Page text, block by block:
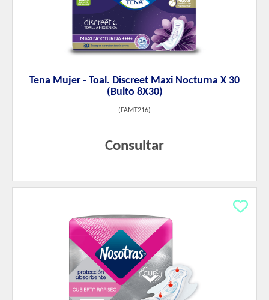
Tena Mujer - Toal. Discreet Maxi Nocturna X 30
(Bulto 8X30)
( FAMT216)
Consultar